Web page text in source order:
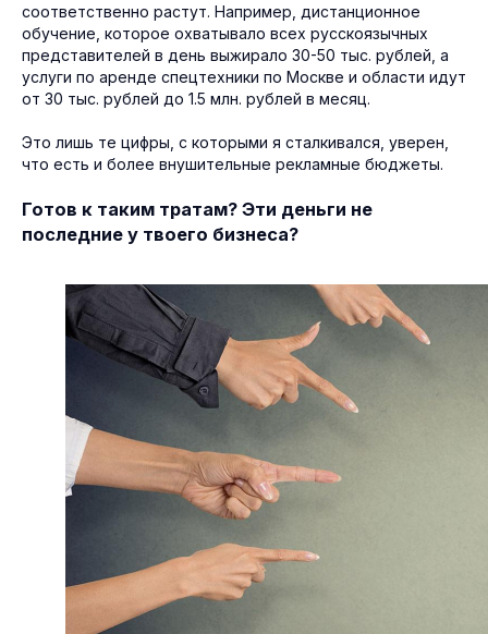
соответственно растут. Например, дистанционное
обучение, которое охватывало всех русскоязычных
представителей в день выжирало 30-50 тыс. рублей, а
услуги по аренде спецтехники по Москве и области идут
от 30 тыс. рублей до 1.5 млн. рублей в месяц.
Это лишь те цифры, с которыми я сталкивался, уверен,
что есть и более внушительные рекламные бюджеты.
Готов к таким тратам? Эти деньги не
последние у твоего бизнеса?